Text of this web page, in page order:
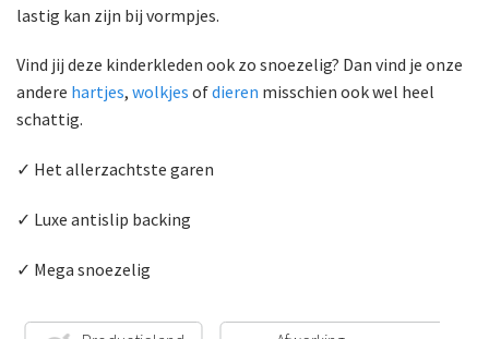
lastig kan zijn bij vormpjes.
Vind jij deze kinderkleden ook zo snoezelig? Dan vind je onze
andere hartjes, wolkjes ofdieren misschien ook wel heel
schattig.
✓ Het allerzachtste garen
✓ Luxe antislip backing
✓ Mega snoezelig